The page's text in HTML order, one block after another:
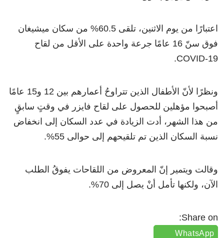
اعتبارًا من يوم الاثنين، تلقى 60.5% من سكان ميشيغان
فوق سنّ 16 عامًا جرعة واحدة على الأقل من لقاح
COVID-19.
ونظرًا لأنّ الأطفال الذين تتراوحُ أعمارهم بين 12 و15 عامًا
أصبحوا مؤهلين للحصول على لقاح فايزر في وقتٍ سابقٍ
من هذا الشهر، أدت الزيادة في عدد السكان إلى انخفاض
نسبة السكان الذين تم تلقيحهم إلى حوالى 55%.
وقالت ويتمير إنّ المعروض من اللقاحات يفوقُ الطلب
الآن، ولكنها تأمل أنْ يصل إلى 70%.
Share on:
WhatsApp